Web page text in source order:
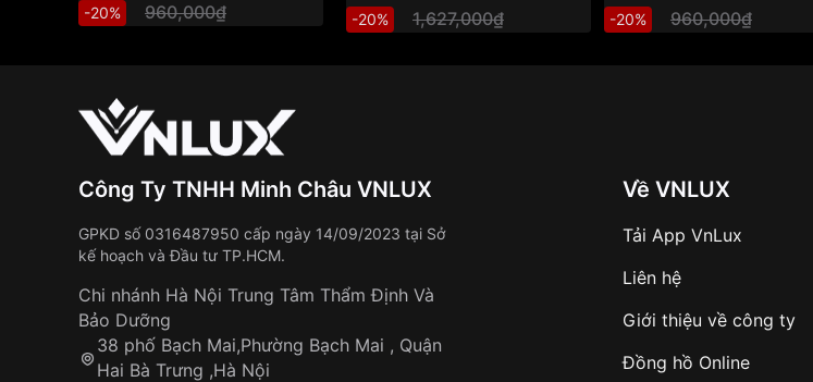
-20% 960,000₫ -20% 1,627,000₫ -20% 960,000₫
Công Ty TNHH Minh Châu VNLUX
GPKD số 0316487950 cấp ngày 14/09/2023 tại Sở
kế hoạch và Đầu tư TP.HCM.
Chi nhánh Hà Nội Trung Tâm Thẩm Định Và
Bảo Dưỡng
38 phố Bạch Mai,Phường Bạch Mai , Quận
Hai Bà Trưng ,Hà Nội
Về VNLUX
Tải App VnLux
Liên hệ
Giới thiệu về công ty
Đồng hồ Online